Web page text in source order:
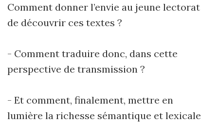
Comment donner l’envie au jeune lectorat
de découvrir ces textes ?
- Comment traduire donc, dans cette
perspective de transmission ?
- Et comment, finalement, mettre en
lumière la richesse sémantique et lexicale